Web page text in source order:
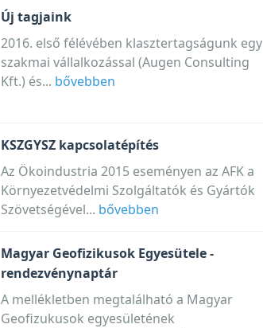
Új tagjaink
2016. első félévében klasztertagságunk egy
szakmai vállalkozással (Augen Consulting
Kft.) és... bővebben
KSZGYSZ kapcsolatépítés
Az Ökoindustria 2015 eseményen az AFK a
Környezetvédelmi Szolgáltatók és Gyártók
Szövetségével... bővebben
Magyar Geofizikusok Egyesütele -
rendezvénynaptár
A mellékletben megtalálható a Magyar
Geofizukusok egyesületének